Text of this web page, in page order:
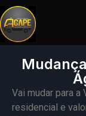
Vai mudar para
residencial e